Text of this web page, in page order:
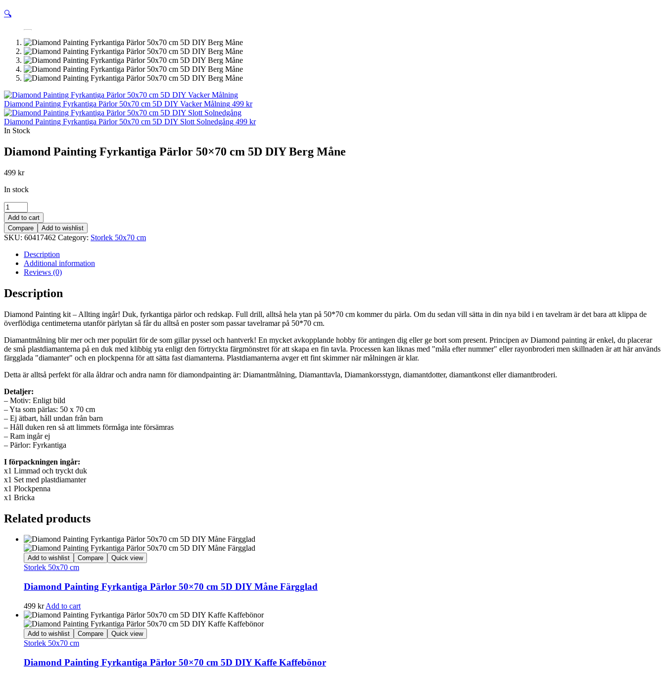
🔍
Diamond Painting Fyrkantiga Pärlor 50x70 cm 5D DIY Vacker Målning 499 kr
Diamond Painting Fyrkantiga Pärlor 50x70 cm 5D DIY Slott Solnedgång 499 kr
In Stock
Diamond Painting Fyrkantiga Pärlor 50×70 cm 5D DIY Berg Måne
499 kr
In stock
Diamond
Painting
Fyrkantiga
Pärlor
50x70
quantity
Add to cart
Compare
Add to wishlist
SKU: 60417462 Category: Storlek 50x70 cm
Description
Additional information
Reviews (0)
Description
Diamond Painting kit – Allting ingår! Duk, fyrkantiga pärlor och redskap. Full drill, alltså hela ytan på 50*70 cm kommer du pärla. Om du sedan vill sätta in din nya bild i en tavelram är det bara att klippa de
överflödiga centimeterna utanför pärlytan så får du alltså en poster som passar tavelramar på 50*70 cm.
Diamantmålning blir mer och mer populärt för de som gillar pyssel och hantverk! En mycket avkopplande hobby för antingen dig eller ge bort som present. Principen av Diamond painting är enkel, du placerar
de små plastdiamanterna på en duk med klibbig yta enligt den förtryckta färgmönstret för att skapa en fin tavla. Processen kan liknas med "måla efter nummer" eller rayonbroderi men skillnaden är att här används
färgglada "diamanter" och en plockpenna för att sätta fast diamanterna. Plastdiamanterna avger ett fint skimmer när målningen är klar.
Detta är alltså perfekt för alla åldrar och andra namn för diamondpainting är: Diamantmålning, Diamanttavla, Diamankorsstygn, diamantdotter, diamantkonst eller diamantbroderi.
Detaljer:
– Motiv: Enligt bild
– Yta som pärlas: 50 x 70 cm
– Ej ätbart, håll undan från barn
– Håll duken ren så att limmets förmåga inte försämras
– Ram ingår ej
– Pärlor: Fyrkantiga
I förpackningen ingår:
x1 Limmad och tryckt duk
x1 Set med plastdiamanter
x1 Plockpenna
x1 Bricka
Related products
Add to wishlist Compare Quick view
Storlek 50x70 cm
Diamond Painting Fyrkantiga Pärlor 50×70 cm 5D DIY Måne Färgglad
499 kr Add to cart
Add to wishlist Compare Quick view
Storlek 50x70 cm
Diamond Painting Fyrkantiga Pärlor 50×70 cm 5D DIY Kaffe Kaffebönor